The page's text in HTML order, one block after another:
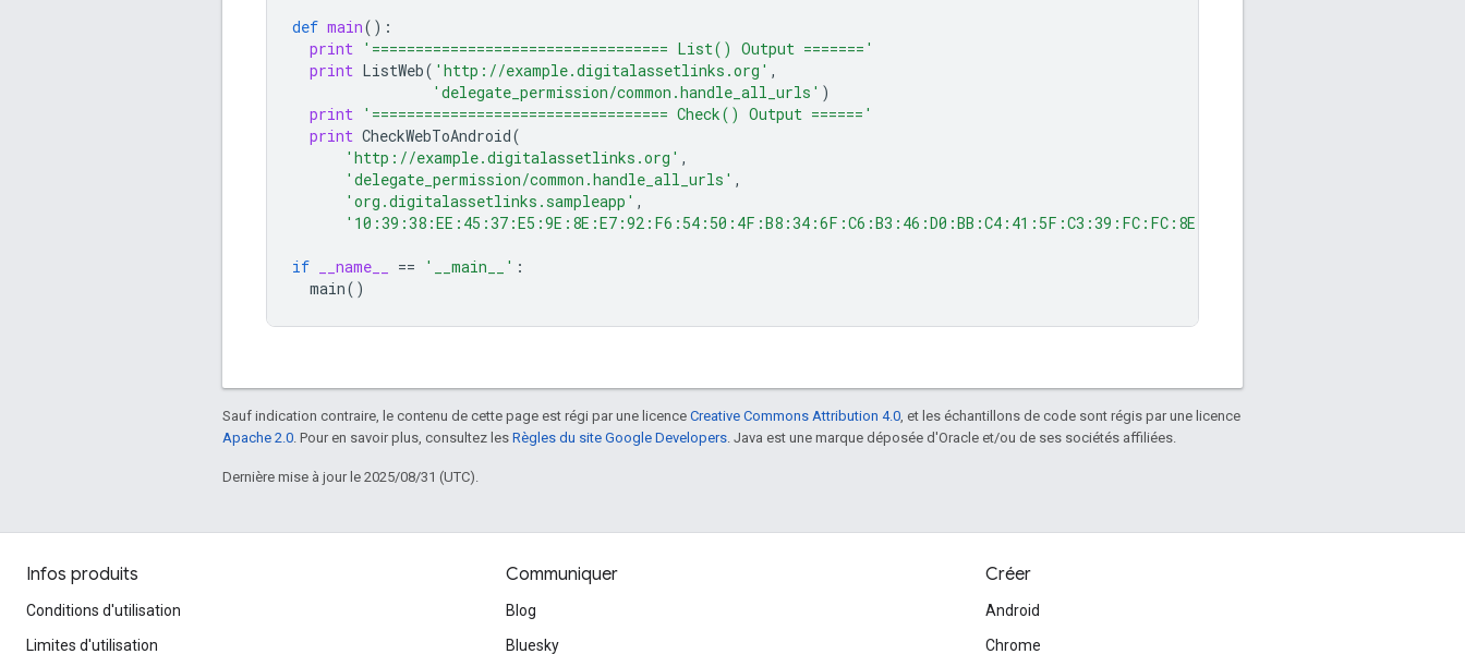
def main():
print '================================== List() Output ======='
print ListWeb( 'http://example.digitalassetlinks.org' ,
'delegate_permission/common.handle_all_urls' )
print '================================== Check() Output ======'
print CheckWebToAndroid(
'http://example.digitalassetlinks.org' ,
'delegate_permission/common.handle_all_urls' ,
'org.digitalassetlinks.sampleapp' ,
'10:39:38:EE:45:37:E5:9E:8E:E7:92:F6:54:50:4F:B8:34:6F:C6:B3:46:D0:BB:C4:41:5F:C3:39:FC:FC:8E:C1'
if __name__ == '__main__' :
main()
Sauf indication contraire, le contenu de cette page est régi par une licence Creative Commons Attribution 4.0 , et les échantillons de code sont régis par une licence
Apache 2.0 . Pour en savoir plus, consultez les Règles du site Google Developers . Java est une marque déposée d'Oracle et/ou de ses sociétés affiliées.
Dernière mise à jour le 2025/08/31 (UTC).
Infos produits
Conditions d'utilisation
Limites d'utilisation
Communiquer
Blog
Bluesky
Créer
Android
Chrome